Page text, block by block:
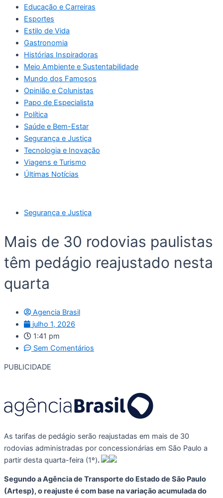
Educação e Carreiras
Esportes
Estilo de Vida
Gastronomia
Histórias Inspiradoras
Meio Ambiente e Sustentabilidade
Mundo dos Famosos
Opinião e Colunistas
Papo de Especialista
Política
Saúde e Bem-Estar
Segurança e Justiça
Tecnologia e Inovação
Viagens e Turismo
Últimas Notícias
Segurança e Justiça
Mais de 30 rodovias paulistas
têm pedágio reajustado nesta
quarta
Agencia Brasil
julho 1, 2026
1:41 pm
Sem Comentários
PUBLICIDADE
As tarifas de pedágio serão reajustadas em mais de 30
rodovias administradas por concessionárias em São Paulo a
partir desta quarta-feira (1º).
Segundo a Agência de Transporte do Estado de São Paulo
(Artesp), o reajuste é com base na variação acumulada do